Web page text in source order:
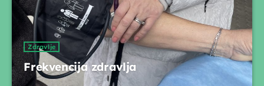
Zdravlje
Frekvencija zdravlja